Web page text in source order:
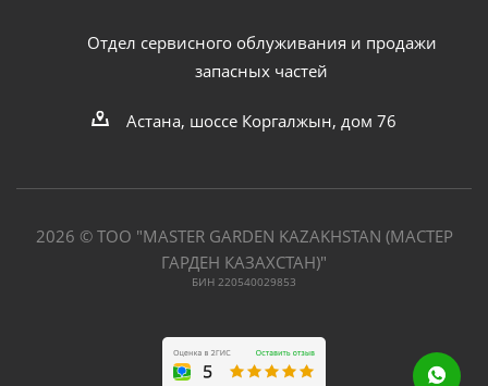
Отдел сервисного облуживания и продажи
запасных частей
Астана, шоссе Коргалжын, дом 76
2026 © ТОО "MASTER GARDEN KAZAKHSTAN (МАСТЕР
ГАРДЕН КАЗАХСТАН)"
БИН 220540029853